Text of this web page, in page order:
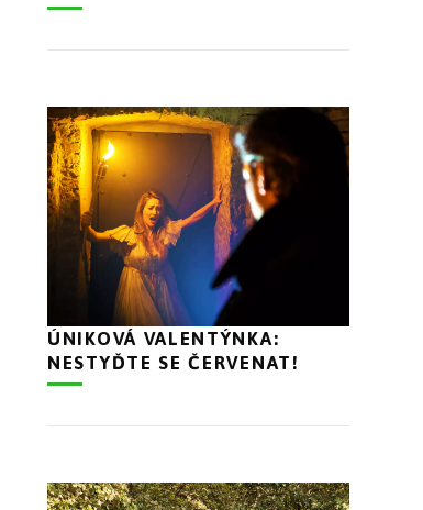
ÚNIKOVÁ VALENTÝNKA:
NESTYĎTE SE ČERVENAT!